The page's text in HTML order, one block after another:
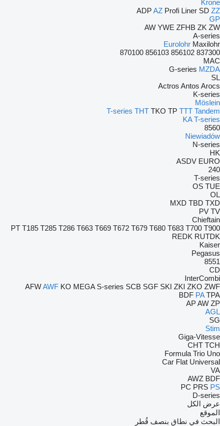
Krone
ADPAZ Profi Liner SD ZZ
GP
AW YWE ZFHB ZK ZW
A-series
Eurolohr Maxilohr
837300
856102
856103
870100
MAC
G-series MZDA
SL
Actros Antos Arocs
K-series
Möslein
T-series THT TKO TP TTT Tandem
KA T-series
8560
Niewiadów
N-series
HK
ASDV EURO
240
T-series
OS TUE
OL
MXD TBD TXD
PV TV
Chieftain
PT T185 T285 T286 T663 T669 T672 T679 T680 T683 T700 T900
REDK RUTDK
Kaiser
Pegasus
8551
CD
InterCombi
AFWAWF KO MEGA S-series SCB SGF SKI ZKI ZKO ZWF
BDF PA TPA
APAW ZP
AGL
SG
Stim
Giga-Vitesse
CHT TCH
Formula Trio Uno
Car Flat Universal
VA
AWZ BDF
PC PRS PS
D-series
عرض الكل
الموقع
البحث في نطاق بنصف قُطر